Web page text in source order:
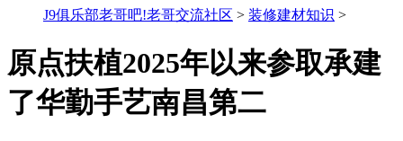
J9俱乐部老哥吧!老哥交流社区 > 装修建材知识 >
原点扶植2025年以来参取承建
了华勤手艺南昌第二